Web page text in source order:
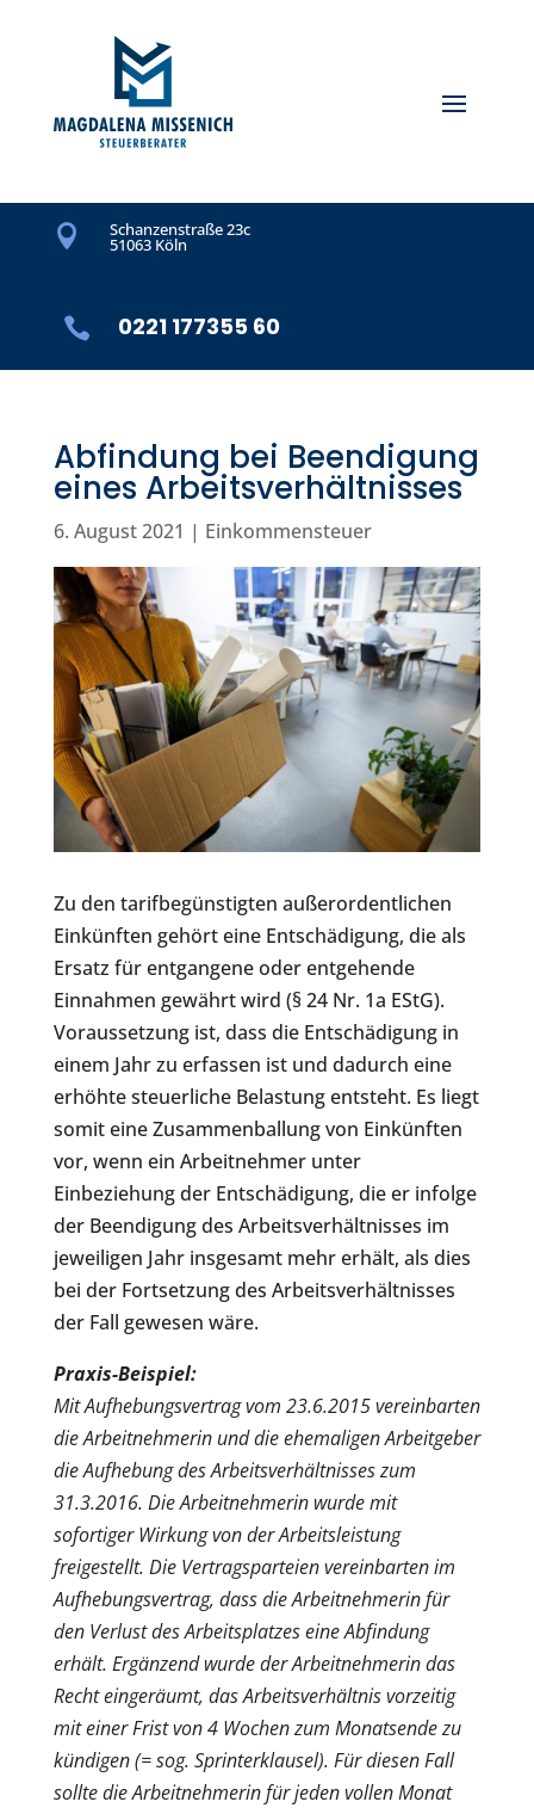
 Schanzenstraße 23c
51063 Köln
 0221 177355 60
Abfindung bei Beendigung
eines Arbeitsverhältnisses
6. August 2021 | Einkommensteuer
Zu den tarifbegünstigten außerordentlichen
Einkünften gehört eine Entschädigung, die als
Ersatz für entgangene oder entgehende
Einnahmen gewährt wird (§ 24 Nr. 1a EStG).
Voraussetzung ist, dass die Entschädigung in
einem Jahr zu erfassen ist und dadurch eine
erhöhte steuerliche Belastung entsteht. Es liegt
somit eine Zusammenballung von Einkünften
vor, wenn ein Arbeitnehmer unter
Einbeziehung der Entschädigung, die er infolge
der Beendigung des Arbeitsverhältnisses im
jeweiligen Jahr insgesamt mehr erhält, als dies
bei der Fortsetzung des Arbeitsverhältnisses
der Fall gewesen wäre.
Praxis-Beispiel:
Mit Aufhebungsvertrag vom 23.6.2015 vereinbarten
die Arbeitnehmerin und die ehemaligen Arbeitgeber
die Aufhebung des Arbeitsverhältnisses zum
31.3.2016. Die Arbeitnehmerin wurde mit
sofortiger Wirkung von der Arbeitsleistung
freigestellt. Die Vertragsparteien vereinbarten im
Aufhebungsvertrag, dass die Arbeitnehmerin für
den Verlust des Arbeitsplatzes eine Abfindung
erhält. Ergänzend wurde der Arbeitnehmerin das
Recht eingeräumt, das Arbeitsverhältnis vorzeitig
mit einer Frist von 4 Wochen zum Monatsende zu
kündigen (= sog. Sprinterklausel). Für diesen Fall
sollte die Arbeitnehmerin für jeden vollen Monat